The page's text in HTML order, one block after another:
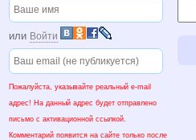
или Войти
Пожалуйста, указывайте реальный e-mail
адрес! На данный адрес будет отправлено
письмо с активационной ссылкой.
Комментарий появится на сайте только после